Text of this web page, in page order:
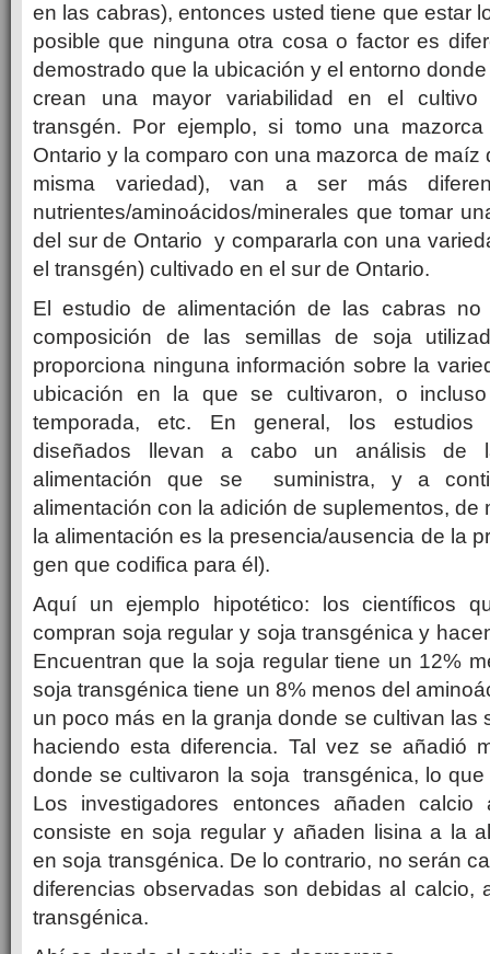
en las cabras), entonces usted tiene que estar
posible que ninguna otra cosa o factor es
demostrado que la ubicación y el entorno
crean una mayor variabilidad en el
transgén. Por ejemplo, si tomo una
Ontario y la comparo con una mazorca de maíz
misma variedad), van a ser más
nutrientes/aminoácidos/minerales que tomar
del sur de Ontario y compararla con una
el transgén) cultivado en el sur de Ontario.
El estudio de alimentación de las cabras
composición de las semillas de soja
proporciona ninguna información sobre la
ubicación en la que se cultivaron, o
temporada, etc. En general, los estudios
diseñados llevan a cabo un análisis de
alimentación que se suministra, y a
alimentación con la adición de suplementos, de
la alimentación es la presencia/ausencia de la
gen que codifica para él).
Aquí un ejemplo hipotético: los científicos
compran soja regular y soja transgénica y
Encuentran que la soja regular tiene un 12%
soja transgénica tiene un 8% menos del
un poco más en la granja donde se cultivan las
haciendo esta diferencia. Tal vez se añadió
donde se cultivaron la soja transgénica, lo
Los investigadores entonces añaden
consiste en soja regular y añaden lisina a la
en soja transgénica. De lo contrario, no serán
diferencias observadas son debidas al calcio,
transgénica.